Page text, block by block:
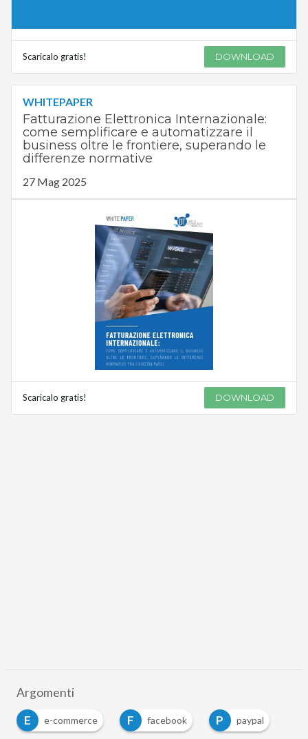
Scaricalo gratis! DOWNLOAD
WHITEPAPER
Fatturazione Elettronica Internazionale:
come semplificare e automatizzare il
business oltre le frontiere, superando le
differenze normative
27 Mag 2025
Scaricalo gratis! DOWNLOAD
Argomenti
E
e-commerce F facebook P paypal